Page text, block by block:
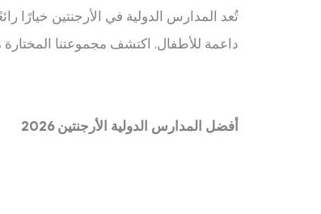
تُعد المدارس الدولية في الأرجنتين خيارًا
داعمة للأطفال. اكتشف مجموعتنا المختارة
أفضل المدارس الدولية الأرجنتين 2026